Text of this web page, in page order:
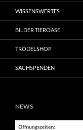
WISSENSWERTES
BILDER TIEROASE
TRÖDELSHOP
SACHSPENDEN
NEWS